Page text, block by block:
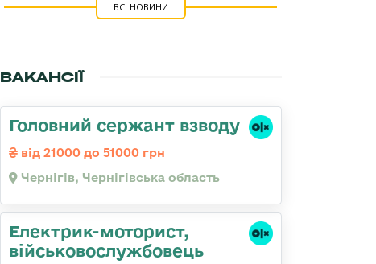
ВСІ НОВИНИ
ВАКАНСІЇ
Головний сержант взводу
від 21000 до 51000 грн
Чернігів, Чернігівська область
Електрик-моторист,
військовослужбовець